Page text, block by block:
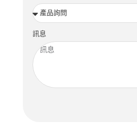
訊息